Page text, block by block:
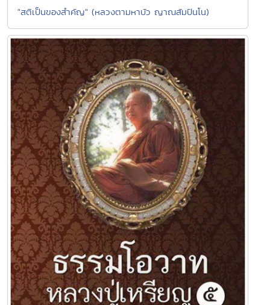
"สติเป็นของสำคัญ" (หลวงตามหาบัว ญาณสัมปันโน)